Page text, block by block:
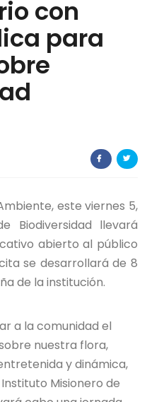
RECURSOS
MISIONERA
MISIONES
con
para
este viernes 5,
Biodiversidad llevará
abierto al público
se desarrollará de 8
de la institución.
a la comunidad el
nuestra flora,
y dinámica,
Misionero de